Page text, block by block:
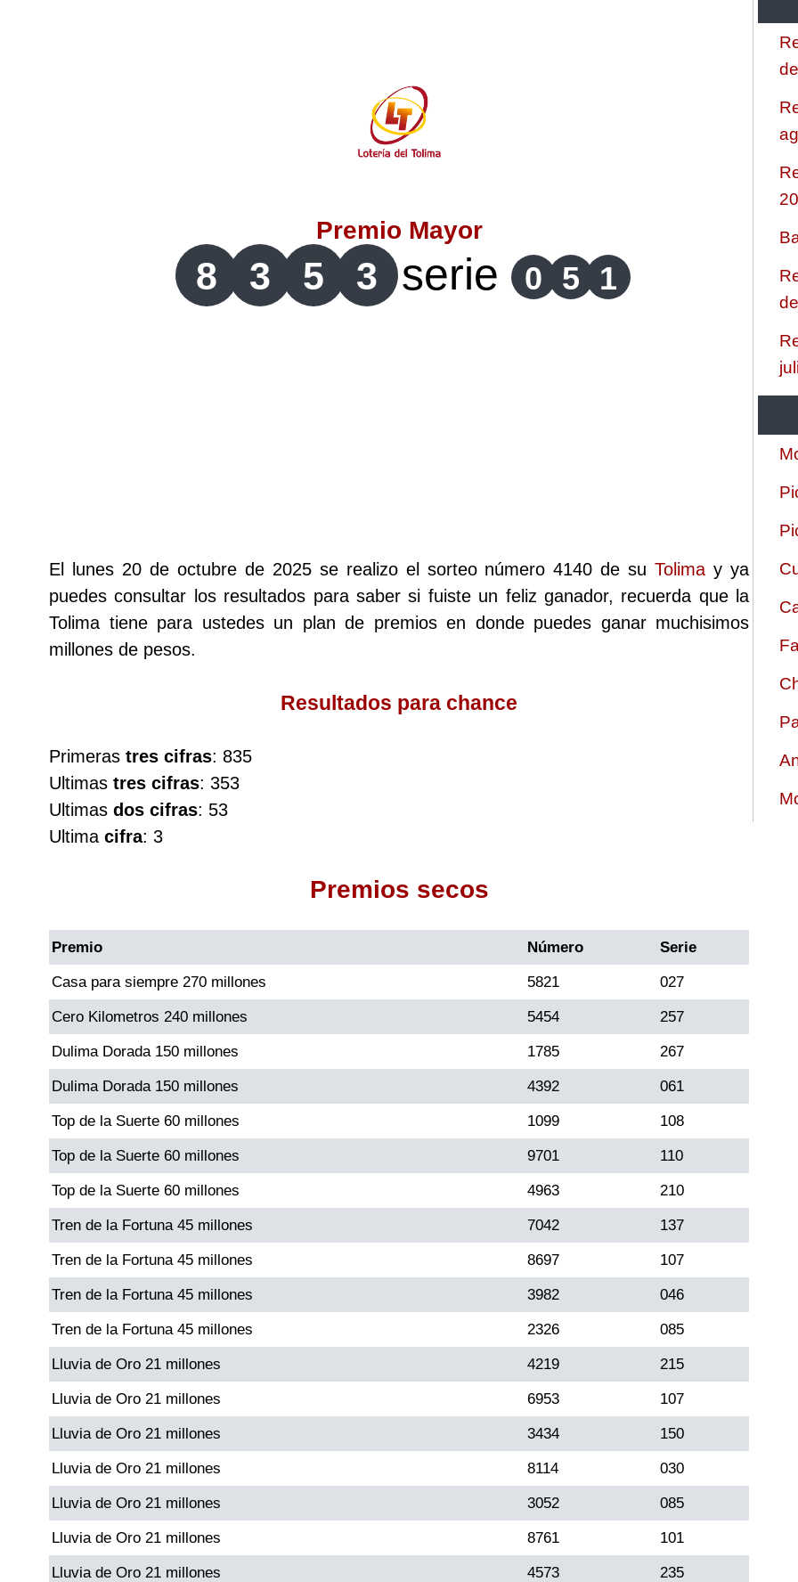
Lotería de Risaralda
Antioqueñita Día
Antioqueñita Tarde
Astro Luna
Cafeterito Tarde
Caribeña Noche
Chontico Día
Chontico Noche
Culona día
Culona noche
Dorado Mañana
Dorado Tarde
Dorado Noche
Fantástica Día
Fantástica Noche
Motilon Tarde
Motilon Noche
Premio Mayor
8 3 5 3 serie 0 5 1
El lunes 20 de octubre de 2025 se realizo el sorteo número 4140 de suTolima y ya
puedes consultar los resultados para saber si fuiste un feliz ganador, recuerda que la
Tolima tiene para ustedes un plan de premios en donde puedes ganar muchisimos
millones de pesos.
Resultados para chance
Primeras tres cifras: 835
Ultimas tres cifras: 353
Ultimas dos cifras: 53
Ultima cifra: 3
Premios secos
Premio Número Serie
Casa para siempre 270 millones 5821 027
Cero Kilometros 240 millones 5454 257
Dulima Dorada 150 millones 1785 267
Dulima Dorada 150 millones 4392 061
Top de la Suerte 60 millones 1099 108
Top de la Suerte 60 millones 9701 110
Top de la Suerte 60 millones 4963 210
Tren de la Fortuna 45 millones 7042 137
Tren de la Fortuna 45 millones 8697 107
Tren de la Fortuna 45 millones 3982 046
Tren de la Fortuna 45 millones 2326 085
Lluvia de Oro 21 millones 4219 215
Lluvia de Oro 21 millones 6953 107
Lluvia de Oro 21 millones 3434 150
Lluvia de Oro 21 millones 8114 030
Lluvia de Oro 21 millones 3052 085
Lluvia de Oro 21 millones 8761 101
Lluvia de Oro 21 millones 4573 235